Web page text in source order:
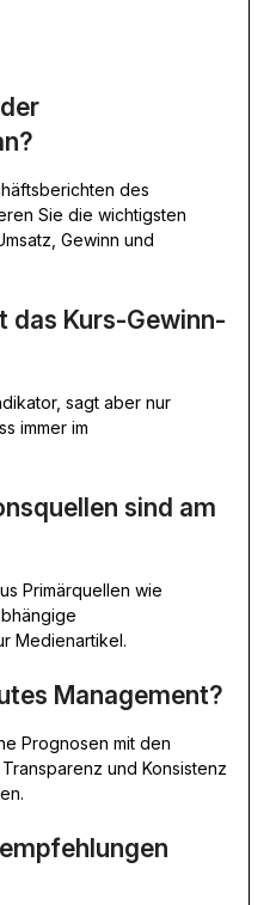
des
Sie die wichtigsten
Gewinn und
das Kurs-Gewinn-
sagt aber nur
immer im
sind am
Primärquellen wie
Medienartikel.
Management?
Prognosen mit den
und Konsistenz